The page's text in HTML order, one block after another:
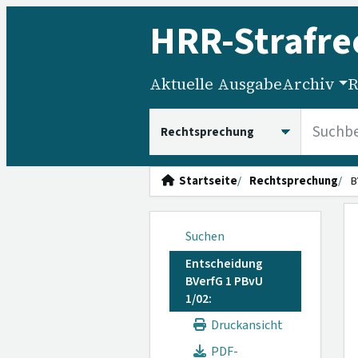
HRR-
Aktuelle AusgabeArchiv
Startseite Rechtsprechung
Suchen
Entscheidung
BVerfG 1 PBvU
1/02:
Druckansicht
PDF-